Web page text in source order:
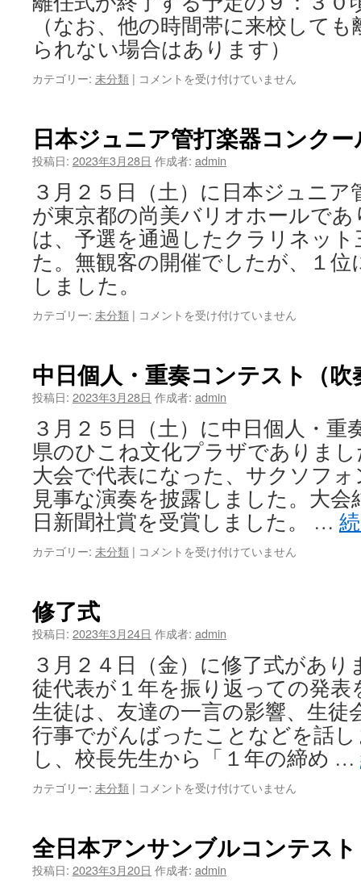
の
感
染
策
い
て
は
（なお、他の時間帯に来校して
られない場合はあります）
カテゴリー: 未分類 | 離
つ
い
（お
知
ら
せ）
は
コメントを受け付けていません
日本ジュニア管打楽器コンクー
投稿日: 2023年3月28日 作成者: admin
３月２５日（土）に日本ジュニ
が東京都の尚美バリオホールで
は、予選を通過したクラリネッ
た。無観客の開催でしたが、１
しました。
カテゴリー: 未分類 | 日
ュ
ニ
ア
楽
器
コ
ン
ク
ー
は
コメントを受け付けていません
中日個人・重奏コンテスト（吹
投稿日: 2023年3月28日 作成者: admin
３月２５日（土）に中日個人・
県のひこね文化プラザでありま
大会で代表になった、サクソフ
見事な演奏を披露しました。大
日新聞社賞を受賞しました。 …
カテゴリー: 未分類 | 中
奏
テ
ス
ト
（吹
奏
楽）
コメントを受け付けていません
修了式
投稿日: 2023年3月24日 作成者: admin
３月２４日（金）に修了式があ
徒代表が１年を振り返っての発
生徒は、友達の一言の影響、生徒
行事でがんばったことなどを話
し、校長先生から「１年の締め …
カテゴリー: 未分類 | 修
コメントを受け付けていません
全日本アンサンブルコンテスト
投稿日: 2023年3月20日 作成者: admin